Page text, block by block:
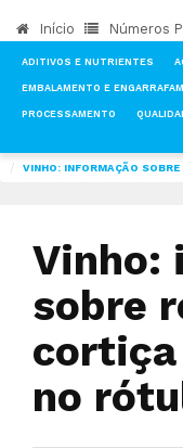
Início Números
ADITIVOS E NUTRIENTES
EMBALAMENTO E
PROCESSAMENTO
VINHO: INFORMAÇÃO
Vinho:
sobre
cortiça
no